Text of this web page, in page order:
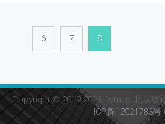
6 7 8
Copyright © 2019-2026 Rymap 北京
ICP备12021783号